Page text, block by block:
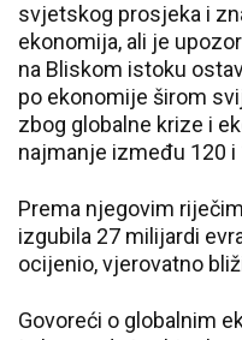
svjetskog prosjeka i
ekonomija, ali je
na Bliskom istoku
po ekonomije širom
zbog globalne krize i
najmanje između 120 i
Prema njegovim
izgubila 27 milijardi
ocijenio, vjerovatno
Govoreći o globalnim